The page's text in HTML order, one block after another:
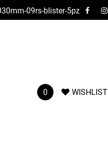
09rs-blister-5pz
0 WISHLIST